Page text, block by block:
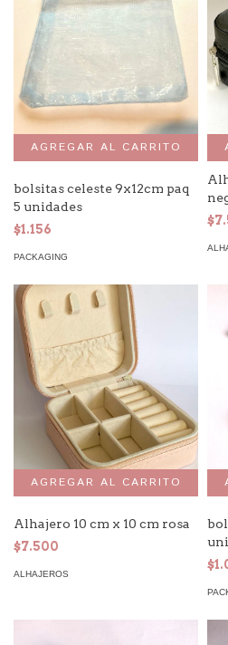
bolsitas celeste 9x12cm paq
5 unidades
$1.156
PACKAGING
Alhajero 10 cm x 10 cm rosa
$7.500
ALHAJEROS